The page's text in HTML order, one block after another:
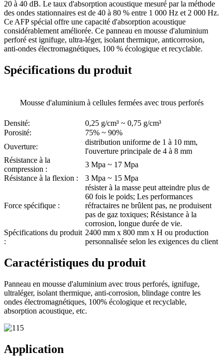
20 à 40 dB. Le taux d'absorption acoustique mesuré par la méthode
des ondes stationnaires est de 40 à 80 % entre 1 000 Hz et 2 000 Hz.
Ce AFP spécial offre une capacité d'absorption acoustique
considérablement améliorée. Ce panneau en mousse d'aluminium
perforé est ignifuge, ultra-léger, isolant thermique, anticorrosion,
anti-ondes électromagnétiques, 100 % écologique et recyclable.
Spécifications du produit
Mousse d'aluminium à cellules fermées avec trous perforés
Densité:
0,25 g/cm³ ~ 0,75 g/cm³
Porosité:
75% ~ 90%
Ouverture:
distribution uniforme de 1 à 10 mm,
l'ouverture principale de 4 à 8 mm
Résistance à la
compression :
3 Mpa ~ 17 Mpa
Résistance à la flexion :
3 Mpa ~ 15 Mpa
Force spécifique :
résister à la masse peut atteindre plus de
60 fois le poids; Les performances
réfractaires ne brûlent pas, ne produisent
pas de gaz toxiques; Résistance à la
corrosion, longue durée de vie.
Spécifications du produit
:
2400 mm x 800 mm x H ou production
personnalisée selon les exigences du client
Caractéristiques du produit
Panneau en mousse d'aluminium avec trous perforés, ignifuge,
ultraléger, isolant thermique, anti-corrosion, blindage contre les
ondes électromagnétiques, 100% écologique et recyclable,
absorption acoustique, etc.
Application